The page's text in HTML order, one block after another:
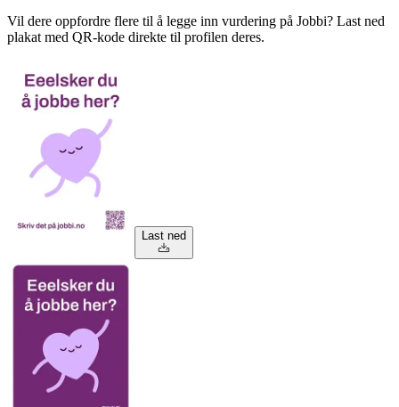
Vil dere oppfordre flere til å legge inn vurdering på Jobbi? Last ned
plakat med QR-kode direkte til profilen deres.
Last ned